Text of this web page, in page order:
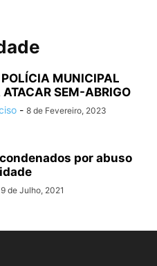
MUNICIPAL
ATACAR SEM-ABRIGO
- 8 de Fevereiro, 2023
por abuso
9 de Julho, 2021